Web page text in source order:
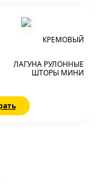
КРЕМОВЫЙ
ЛАГУНА РУЛОННЫЕ
ШТОРЫ МИНИ